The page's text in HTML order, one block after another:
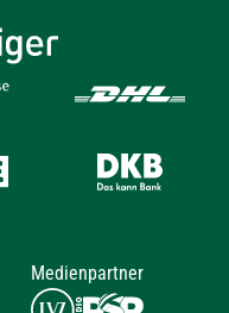
Medienpartner